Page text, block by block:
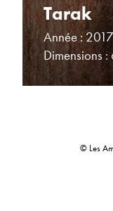
Tarak
Année : 2017
Dimensions
© Les